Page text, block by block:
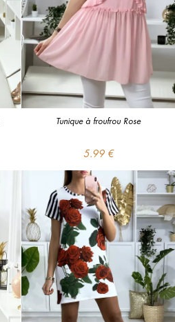
Tunique à froufrou Rose
5.99 €